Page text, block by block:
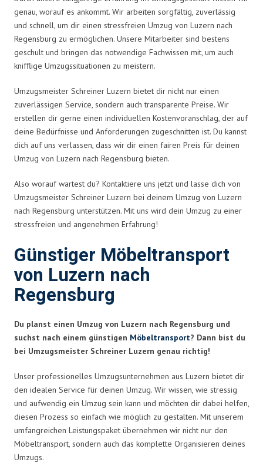
genau, worauf es ankommt. Wir arbeiten sorgfältig, zuverlässig
und schnell, um dir einen stressfreien Umzug von Luzern nach
Regensburg zu ermöglichen. Unsere Mitarbeiter sind bestens
geschult und bringen das notwendige Fachwissen mit, um auch
knifflige Umzugssituationen zu meistern.
Umzugsmeister Schreiner Luzern bietet dir nicht nur einen
zuverlässigen Service, sondern auch transparente Preise. Wir
erstellen dir gerne einen individuellen Kostenvoranschlag, der auf
deine Bedürfnisse und Anforderungen zugeschnitten ist. Du kannst
dich auf uns verlassen, dass wir dir einen fairen Preis für deinen
Umzug von Luzern nach Regensburg bieten.
Also worauf wartest du? Kontaktiere uns jetzt und lasse dich von
Umzugsmeister Schreiner Luzern bei deinem Umzug von Luzern
nach Regensburg unterstützen. Mit uns wird dein Umzug zu einer
stressfreien und angenehmen Erfahrung!
Günstiger Möbeltransport
von Luzern nach
Regensburg
Du planst einen Umzug von Luzern nach Regensburg und
suchst nach einem günstigen Möbeltransport? Dann bist du
bei Umzugsmeister Schreiner Luzern genau richtig!
Unser professionelles Umzugsunternehmen aus Luzern bietet dir
den idealen Service für deinen Umzug. Wir wissen, wie stressig
und aufwendig ein Umzug sein kann und möchten dir dabei helfen,
diesen Prozess so einfach wie möglich zu gestalten. Mit unserem
umfangreichen Leistungspaket übernehmen wir nicht nur den
Möbeltransport, sondern auch das komplette Organisieren deines
Umzugs.